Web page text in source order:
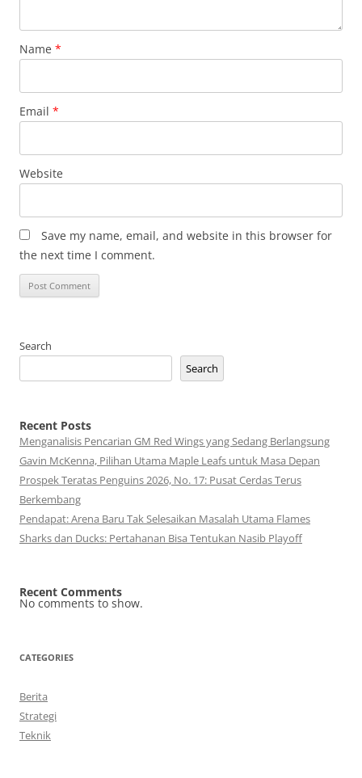
Name *
Email *
Website
Save my name, email, and website in this browser for
the next time I comment.
Search
Search
Recent Posts
Menganalisis Pencarian GM Red Wings yang Sedang Berlangsung
Gavin McKenna, Pilihan Utama Maple Leafs untuk Masa Depan
Prospek Teratas Penguins 2026, No. 17: Pusat Cerdas Terus
Berkembang
Pendapat: Arena Baru Tak Selesaikan Masalah Utama Flames
Sharks dan Ducks: Pertahanan Bisa Tentukan Nasib Playoff
Recent Comments
No comments to show.
CATEGORIES
Berita
Strategi
Teknik